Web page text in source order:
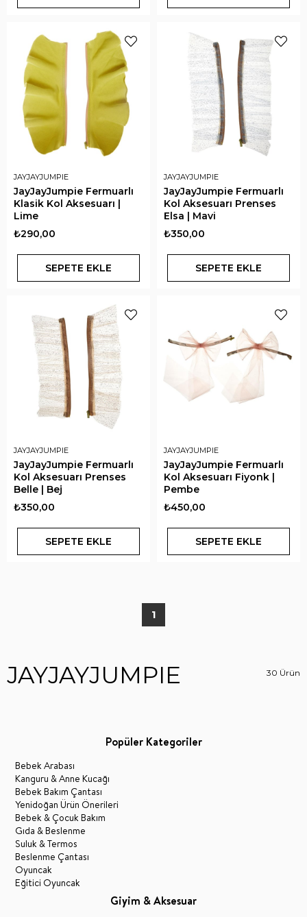
JAYJAYJUMPIE
JayJayJumpie Fermuarlı
Klasik Kol Aksesuarı |
Lime
₺290,00
SEPETE EKLE
JAYJAYJUMPIE
JayJayJumpie Fermuarlı
Kol Aksesuarı Prenses
Elsa | Mavi
₺350,00
SEPETE EKLE
JAYJAYJUMPIE
JayJayJumpie Fermuarlı
Kol Aksesuarı Prenses
Belle | Bej
₺350,00
SEPETE EKLE
JAYJAYJUMPIE
JayJayJumpie Fermuarlı
Kol Aksesuarı Fiyonk |
Pembe
₺450,00
SEPETE EKLE
1
JAYJAYJUMPIE 30 Ürün
Popüler Kategoriler
Bebek Arabası
Kanguru & Anne Kucağı
Bebek Bakım Çantası
Yenidoğan Ürün Önerileri
Bebek & Çocuk Bakım
Gıda & Beslenme
Suluk & Termos
Beslenme Çantası
Oyuncak
Eğitici Oyuncak
Giyim & Aksesuar